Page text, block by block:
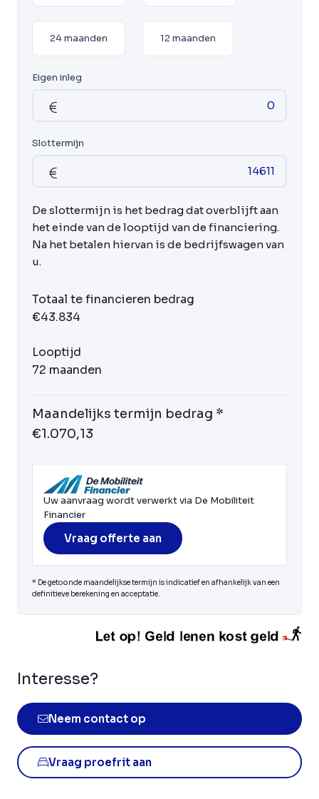
24 maanden 12 maanden
Eigen inleg
Slottermijn
De slottermijn is het bedrag dat overblijft aan
het einde van de looptijd van de financiering.
Na het betalen hiervan is de bedrijfswagen van
u.
Totaal te financieren bedrag
€43.834
Looptijd
72 maanden
Maandelijks termijn bedrag *
€1.070,13
Uw aanvraag wordt verwerkt via De Mobiliteit
Financier
Vraag offerte aan
* De getoonde maandelijkse termijn is indicatief en afhankelijk van een
definitieve berekening en acceptatie.
Interesse?
Neem contact op
Vraag proefrit aan